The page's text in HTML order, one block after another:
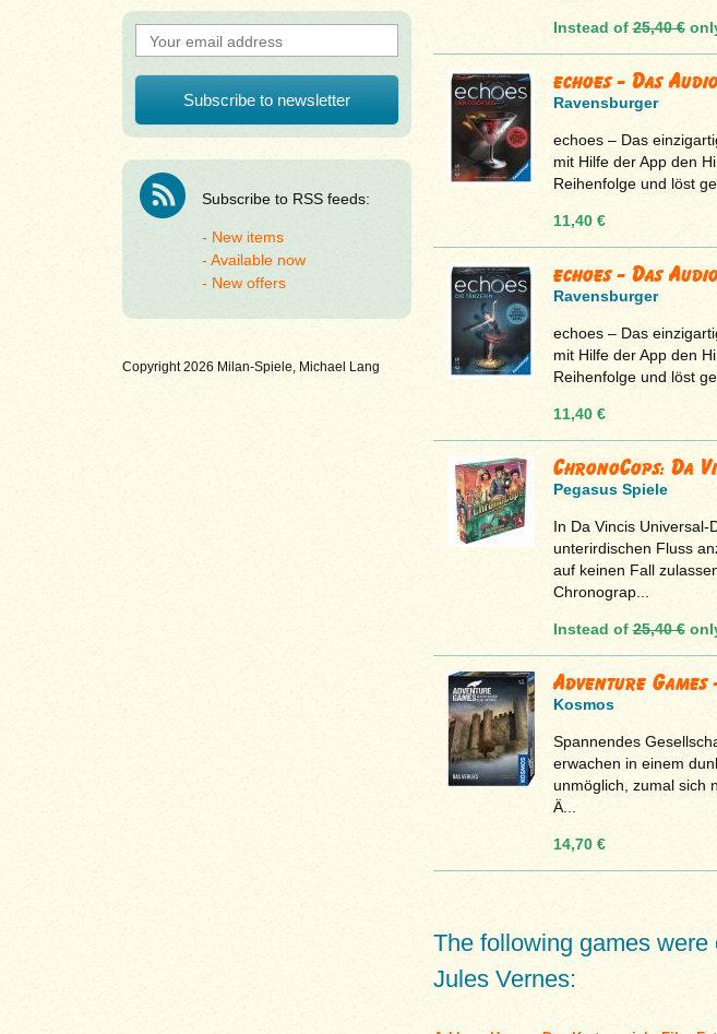
Subscribe to RSS feeds:
New items
Available now
New offers
Copyright 2026 Milan-Spiele, Michael Lang
Instead of25,40 €
echoes - Das
Ravensburger
echoes – Das
mit Hilfe der App den
Reihenfolge und löst
11,40 €
echoes - Das
Ravensburger
echoes – Das
mit Hilfe der App den
Reihenfolge und löst
11,40 €
ChronoCops: Da
Pegasus Spiele
In Da Vincis Universal-
unterirdischen Fluss
auf keinen Fall
Chronograp...
Instead of25,40 €
Adventure
Kosmos
Spannendes
erwachen in einem
unmöglich, zumal sich
Ä...
14,70 €
The following games
Jules Vernes: